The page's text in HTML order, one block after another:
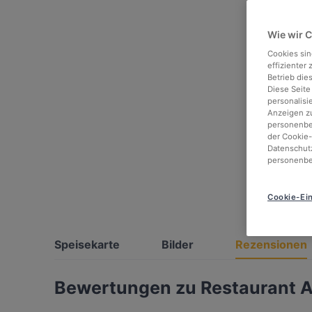
Speisekarte Bilder Rezensionen
Bewertungen zu Restaurant
Wie wir
Cookies
effizienter
Betrieb
Diese
Anzeigen
der
Cookie-